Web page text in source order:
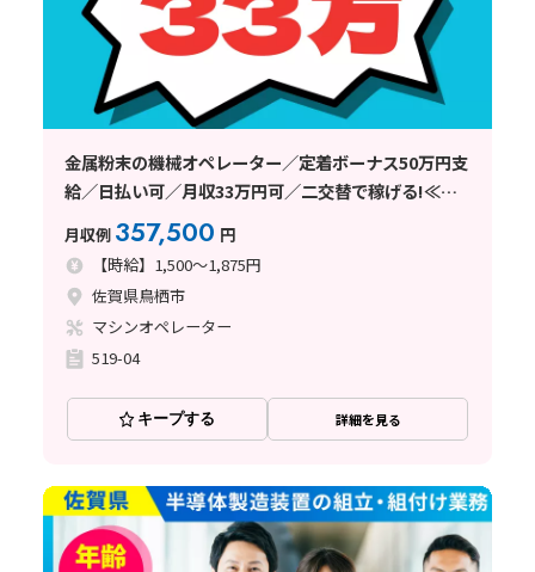
金属粉末の機械オペレーター／定着ボーナス50万円支
給／日払い可／月収33万円可／二交替で稼げる!≪佐
賀県鳥栖市≫
月収例 357,500 円
【時給】1,500～1,875円
佐賀県鳥栖市
マシンオペレーター
519-04
キープする 詳細を見る